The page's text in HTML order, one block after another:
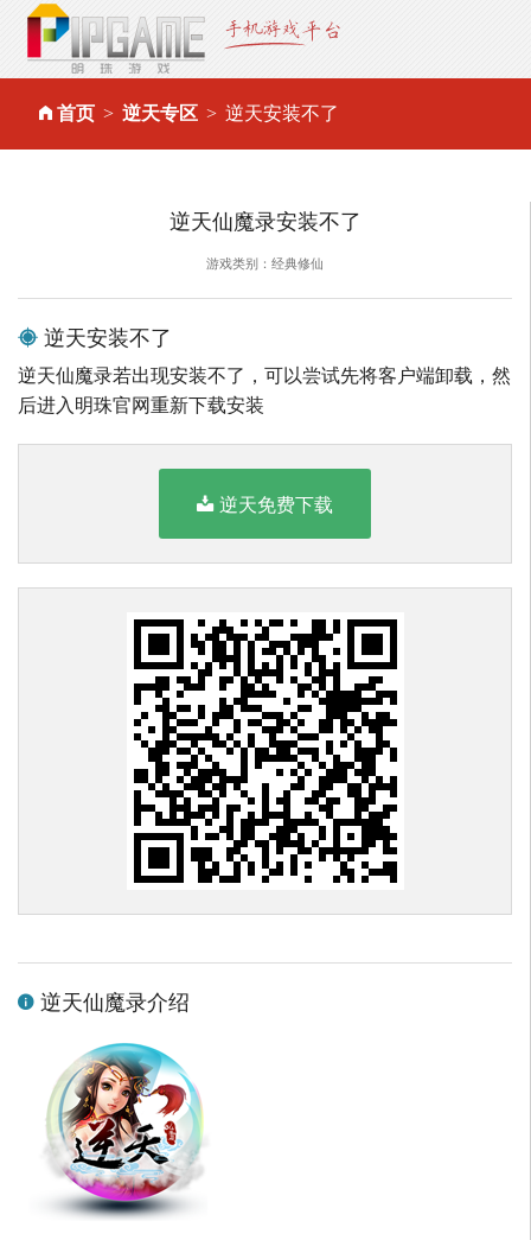
首页 逆天专区 逆天安装不了
逆天仙魔录安装不了
游戏类别：经典修仙
逆天安装不了
逆天仙魔录若出现安装不了，可以尝试先将客户端卸载，然
后进入明珠官网重新下载安装
逆天免费下载
逆天仙魔录介绍